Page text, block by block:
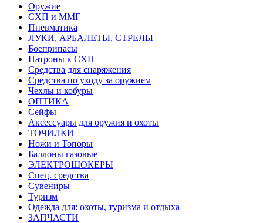
Оружие
СХП и ММГ
Пневматика
ЛУКИ, АРБАЛЕТЫ, СТРЕЛЫ
Боеприпасы
Патроны к СХП
Средства для снаряжения
Средства по уходу за оружием
Чехлы и кобуры
ОПТИКА
Сейфы
Аксессуары для оружия и охоты
ТОЧИЛКИ
Ножи и Топоры
Баллоны газовые
ЭЛЕКТРОШОКЕРЫ
Спец. средства
Сувениры
Туризм
Одежда для: охоты, туризма и отдыха
ЗАПЧАСТИ